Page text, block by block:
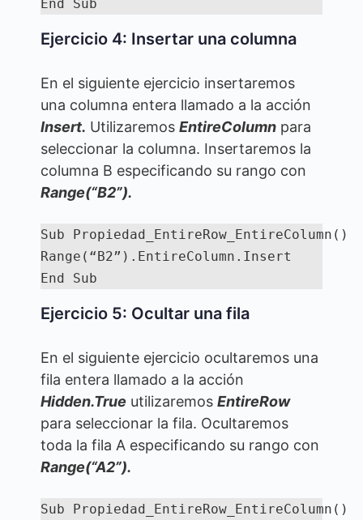
End Sub
Ejercicio 4: Insertar una columna
En el siguiente ejercicio insertaremos
una columna entera llamado a la acción
Insert. Utilizaremos EntireColumn para
seleccionar la columna. Insertaremos la
columna B especificando su rango con
Range(“B2”).
Sub Propiedad_EntireRow_EntireColumn()
Range(“B2”).EntireColumn.Insert
End Sub
Ejercicio 5: Ocultar una fila
En el siguiente ejercicio ocultaremos una
fila entera llamado a la acción
Hidden.True utilizaremos EntireRow
para seleccionar la fila. Ocultaremos
toda la fila A especificando su rango con
Range(“A2”).
Sub Propiedad_EntireRow_EntireColumn()